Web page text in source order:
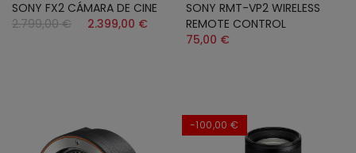
SONY FX2 CÁMARA DE CINE
2.799,00 €
2.399,00 €
SONY RMT-VP2 WIRELESS
REMOTE CONTROL
75,00 €
-100,00 €